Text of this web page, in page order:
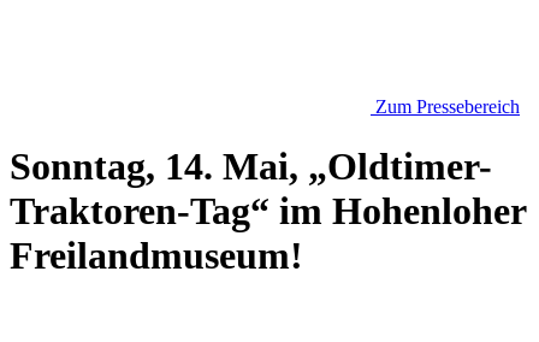
Zum Pressebereich
Sonntag, 14. Mai, „Oldtimer-
Traktoren-Tag“ im Hohenloher
Freilandmuseum!